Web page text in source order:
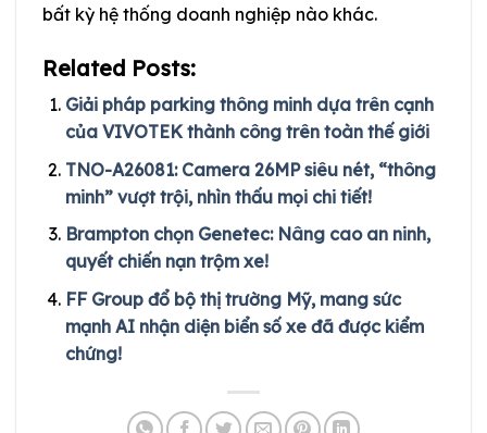
bất kỳ hệ thống doanh nghiệp nào khác.
Related Posts:
Giải pháp parking thông minh dựa trên cạnh
của VIVOTEK thành công trên toàn thế giới
TNO-A26081: Camera 26MP siêu nét, “thông
minh” vượt trội, nhìn thấu mọi chi tiết!
Brampton chọn Genetec: Nâng cao an ninh,
quyết chiến nạn trộm xe!
FF Group đổ bộ thị trường Mỹ, mang sức
mạnh AI nhận diện biển số xe đã được kiểm
chứng!